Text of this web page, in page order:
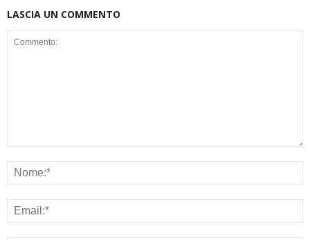
LASCIA UN COMMENTO